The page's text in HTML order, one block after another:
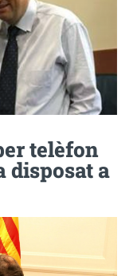
telèfon
disposat a